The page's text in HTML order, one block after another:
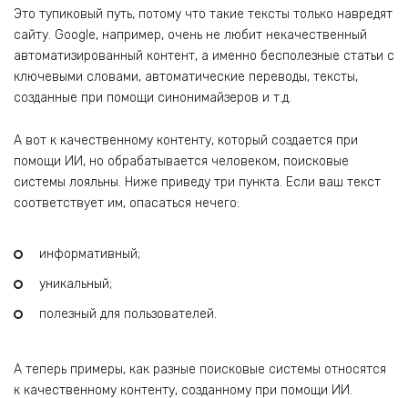
Это тупиковый путь, потому что такие тексты только навредят
сайту. Google, например, очень не любит некачественный
автоматизированный контент, а именно бесполезные статьи с
ключевыми словами, автоматические переводы, тексты,
созданные при помощи синонимайзеров и т.д.
А вот к качественному контенту, который создается при
помощи ИИ, но обрабатывается человеком, поисковые
системы лояльны. Ниже приведу три пункта. Если ваш текст
соответствует им, опасаться нечего:
информативный;
уникальный;
полезный для пользователей.
А теперь примеры, как разные поисковые системы относятся
к качественному контенту, созданному при помощи ИИ.